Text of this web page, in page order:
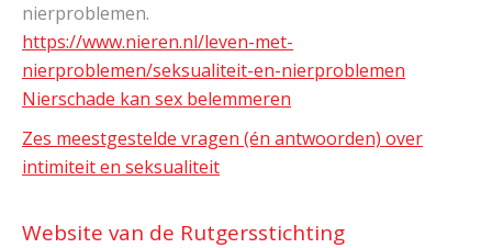
nierproblemen.
https://www.nieren.nl/leven-met-
nierproblemen/seksualiteit-en-nierproblemen
Nierschade kan sex belemmeren
Zes meestgestelde vragen (én antwoorden) over
intimiteit en seksualiteit
Website van de Rutgersstichting